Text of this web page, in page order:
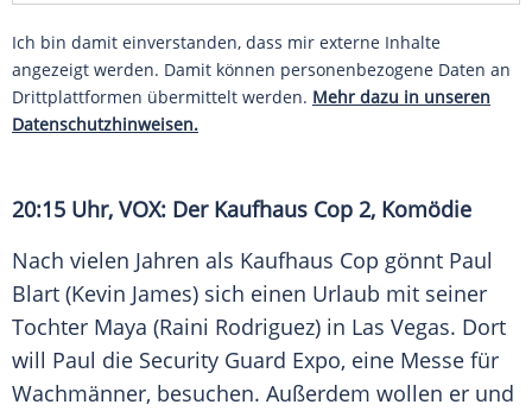
Ich bin damit einverstanden, dass mir externe Inhalte
angezeigt werden. Damit können personenbezogene Daten an
Drittplattformen übermittelt werden. Mehr dazu in unseren
Datenschutzhinweisen.
20:15 Uhr, VOX: Der Kaufhaus Cop 2, Komödie
Nach vielen Jahren als Kaufhaus Cop gönnt Paul
Blart (Kevin James) sich einen Urlaub mit seiner
Tochter Maya (Raini Rodriguez) in Las Vegas. Dort
will Paul die Security Guard Expo, eine Messe für
Wachmänner, besuchen. Außerdem wollen er und